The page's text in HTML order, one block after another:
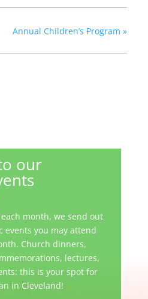
Annual Children’s Program »
our
month, we send out
you may attend
Church dinners,
lectures,
this is your spot for
in Cleveland!